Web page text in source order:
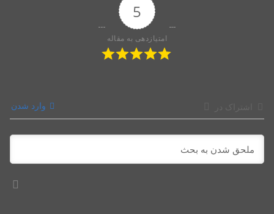
5
امتیازدهی به مقاله
وارد شدن